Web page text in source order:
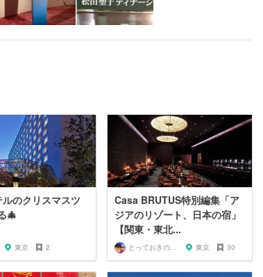
のクリスマスツ
🎄
東京 2
Casa BRUTUS特別編集「ア
ジアのリゾート、日本の宿」
【関東・東北...
とっておきの宿探し 東京 30